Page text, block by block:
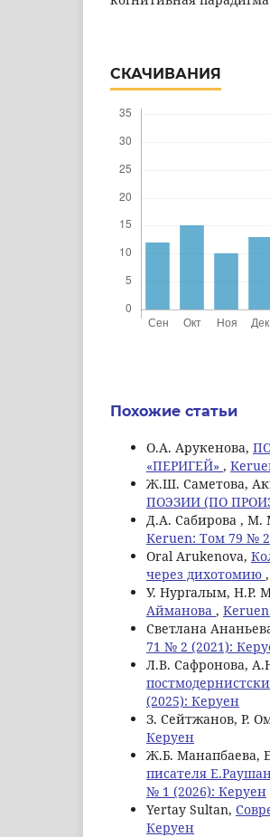
СКАЧИВАНИЯ
Похожие статьи
О.А. Арукенова,
«ПЕРИГЕЙ» ,
Ж.Ш. Саметова,
ПОЭЗИИ (ПО
Д.А. Сабирова , М.
Keruen: Том 79 №
Oral Arukenova,
через дихотомию ,
У. Нургалым, Н.Р.
Айманова ,
Светлана
71 № 2 (2021):
Л.В. Сафронова,
(2025): Керуен
З. Сейтжанов, Р.
Керуен
Ж.Б. Манапбаева,
писателя
№ 1 (2026): Керуен
Yertay Sultan,
Керуен